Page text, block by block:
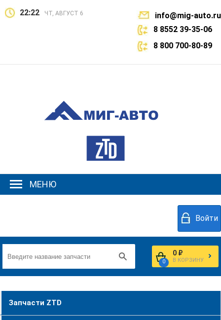
22:22 ЧТ, АВГУСТ 6
info@mig-auto.ru
8 8552 39-35-06
8 800 700-80-89
МЕНЮ
Войти
0
0 ₽
В КОРЗИНУ
Запчасти ZTD